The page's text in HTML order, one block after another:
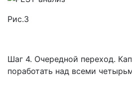
Рис.3
Шаг 4. Очередной переход.
поработать над всеми